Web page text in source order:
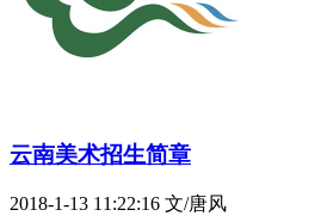
云南美术招生简章
2018-1-13 11:22:16 文/唐风